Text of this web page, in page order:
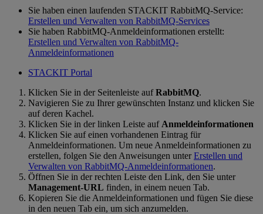
Sie haben einen laufenden STACKIT RabbitMQ-Service:
Erstellen und Verwalten von RabbitMQ-Services
Sie haben RabbitMQ-Anmeldeinformationen erstellt:
Erstellen und Verwalten von RabbitMQ-
Anmeldeinformationen
STACKIT Portal
Klicken Sie in der Seitenleiste aufRabbitMQ.
Navigieren Sie zu Ihrer gewünschten Instanz und klicken Sie
auf deren Kachel.
Klicken Sie in der linken Leiste auf Anmeldeinformationen
Klicken Sie auf einen vorhandenen Eintrag für
Anmeldeinformationen. Um neue Anmeldeinformationen zu
erstellen, folgen Sie den Anweisungen unterErstellen und
Verwalten von RabbitMQ-Anmeldeinformationen.
Öffnen Sie in der rechten Leiste den Link, den Sie unter
Management-URL finden, in einem neuen Tab.
Kopieren Sie die Anmeldeinformationen und fügen Sie diese
in den neuen Tab ein, um sich anzumelden.